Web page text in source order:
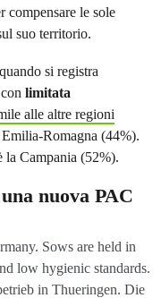
compensare le sole
suo territorio.
si registra
limitata
alle altre regioni
Romagna (44%).
la Campania (52%).
nuova PAC
Sows are held in
low hygienic standards.
in Thueringen. Die